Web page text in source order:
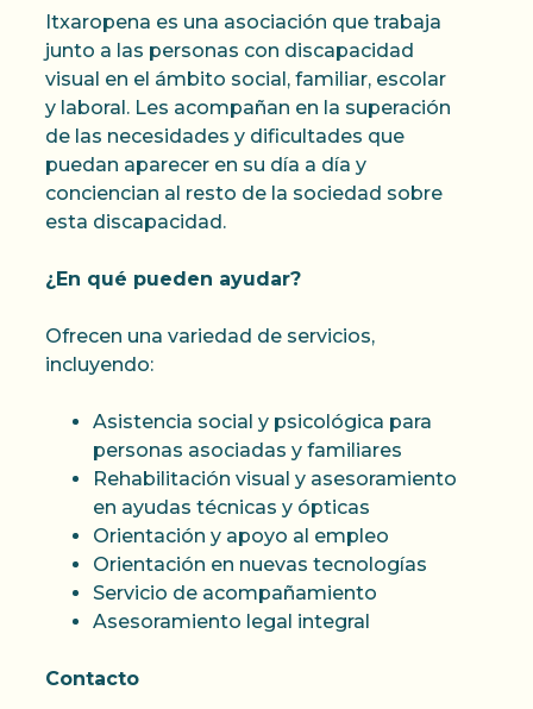
Itxaropena es una asociación que trabaja
junto a las personas con discapacidad
visual en el ámbito social, familiar, escolar
y laboral. Les acompañan en la superación
de las necesidades y dificultades que
puedan aparecer en su día a día y
conciencian al resto de la sociedad sobre
esta discapacidad.
¿En qué pueden ayudar?
Ofrecen una variedad de servicios,
incluyendo:
Asistencia social y psicológica para
personas asociadas y familiares
Rehabilitación visual y asesoramiento
en ayudas técnicas y ópticas
Orientación y apoyo al empleo
Orientación en nuevas tecnologías
Servicio de acompañamiento
Asesoramiento legal integral
Contacto